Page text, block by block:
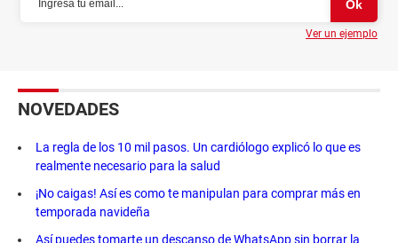
Ver un ejemplo
NOVEDADES
La regla de los 10 mil pasos. Un cardiólogo explicó lo que es
realmente necesario para la salud
¡No caigas! Así es como te manipulan para comprar más en
temporada navideña
Así puedes tomarte un descanso de WhatsApp sin borrar la